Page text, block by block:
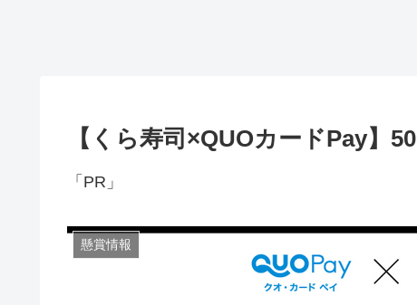
【くら寿司×QUOカードPay】
「PR」
懸賞情報